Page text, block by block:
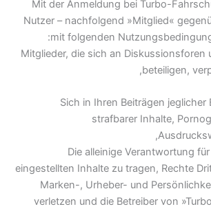
Mit der Anmeldung bei Turbo-
Nutzer – nachfolgend »Mitglied«
mit folgenden
Mitglieder, die sich an Diskussionsforen
beteiligen,
* 1. Sich in Ihren Beiträgen
strafbarer Inhalte,
* 2. Die alleinige Verantwortung
eingestellten Inhalte zu tragen, Rechte
Marken-, Urheber- und
verletzen und die Betreiber von